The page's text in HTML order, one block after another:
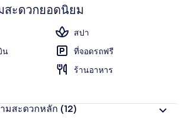
สะดวกยอดนิยม
สปา
น
ที่จอดรถฟรี
ร้านอาหาร
มสะดวกหลัก (12)